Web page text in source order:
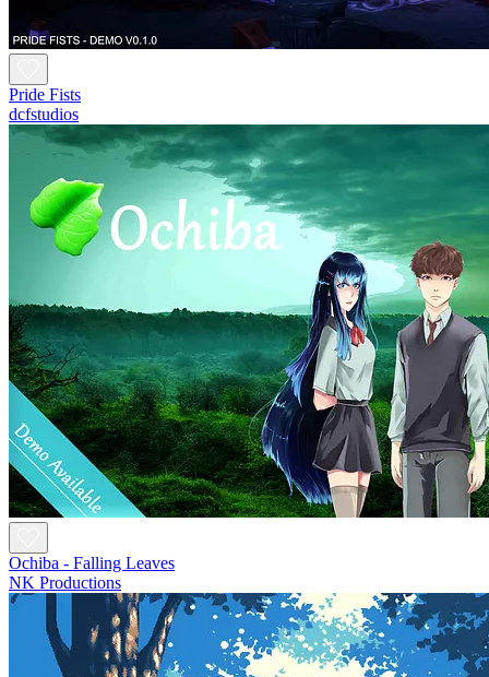
Pride Fists
dcfstudios
Ochiba - Falling Leaves
NK Productions